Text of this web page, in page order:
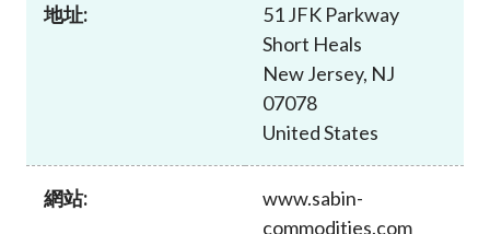
新聞稿及公布
地址:
51 JFK Parkway
Short Heals
New Jersey, NJ
07078
United States
網站:
www.sabin-
commodities.com